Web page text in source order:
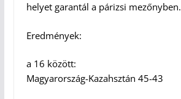
helyet garantál a párizsi mezőnyben.
Eredmények:
a 16 között:
Magyarország-Kazahsztán 45-43